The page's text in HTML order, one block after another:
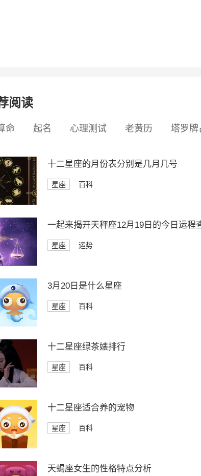
阅读
命 起名 心理测试 老黄历 塔罗牌
十二星座的月份表分别是几月几号
星座 百科
一起来揭开天秤座12月19日的今日运程
星座 运势
3月20日是什么星座
星座 百科
十二星座绿茶婊排行
星座 百科
十二星座适合养的宠物
星座 百科
天蝎座女生的性格特点分析